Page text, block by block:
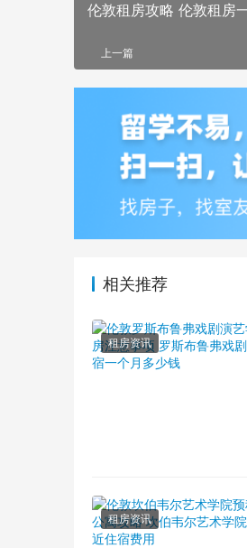
伦敦租房攻略 伦敦租房
上一篇
相关推荐
租房资讯
租房资讯